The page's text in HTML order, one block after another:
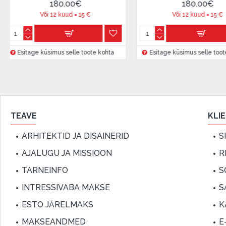
toote kohta Esitage küsimus selle toote kohta
TEAVE
ARHITEKTID JA DISAINERID
AJALUGU JA MISSIOON
TARNEINFO
INTRESSIVABA MAKSE
ESTO JÄRELMAKS
MAKSEANDMED